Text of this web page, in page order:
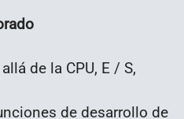
de la CPU, E / S,
de desarrollo de